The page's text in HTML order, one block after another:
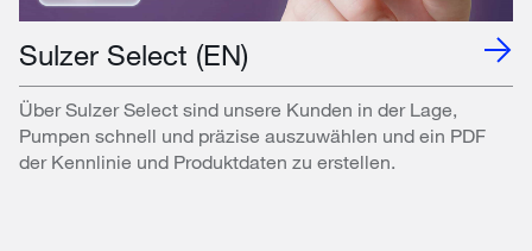
Sulzer Select (EN)
Über Sulzer Select sind unsere Kunden in der Lage,
Pumpen schnell und präzise auszuwählen und ein PDF
der Kennlinie und Produktdaten zu erstellen.